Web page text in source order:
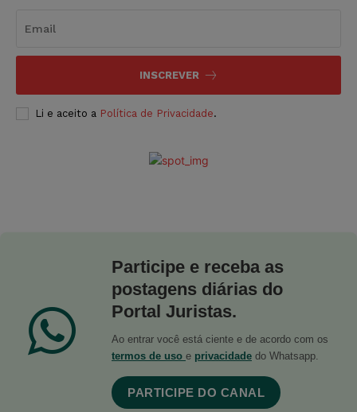
INSCREVER
Li e aceito a Política de Privacidade.
Participe e receba as
postagens diárias do
Portal Juristas.
Ao entrar você está ciente e de acordo com os
termos de uso e privacidade do Whatsapp.
PARTICIPE DO CANAL